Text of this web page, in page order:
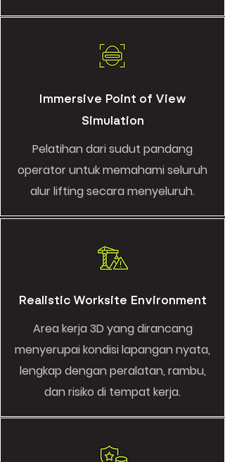
Immersive Point of View
Simulation
Pelatihan dari sudut pandang
operator untuk memahami seluruh
alur lifting secara menyeluruh.
Realistic Worksite Environment
Area kerja 3D yang dirancang
menyerupai kondisi lapangan nyata,
lengkap dengan peralatan, rambu,
dan risiko di tempat kerja.